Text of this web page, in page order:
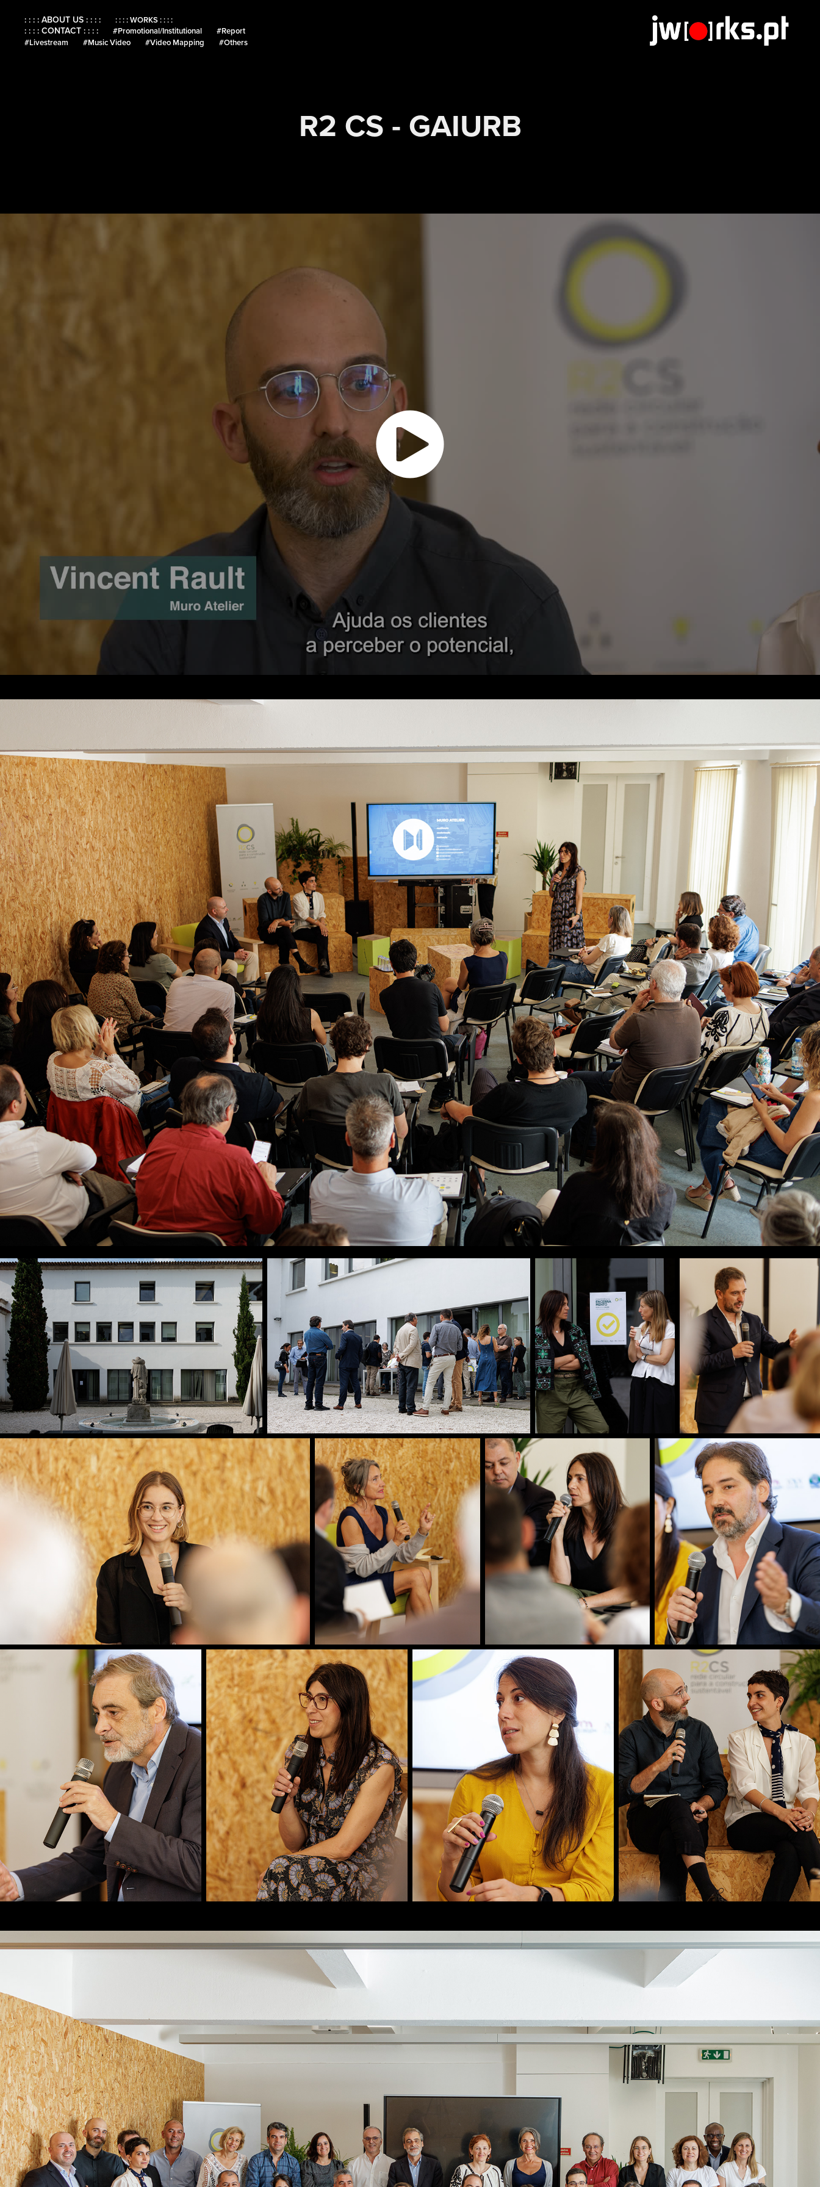
: : : : ABOUT US : : : : : : : : WORKS : : : :
: : : : CONTACT : : : : #Promotional/Institutional
#Report
#Livestream
#Music Video #Video Mapping #Others
R2 CS - GAIURB